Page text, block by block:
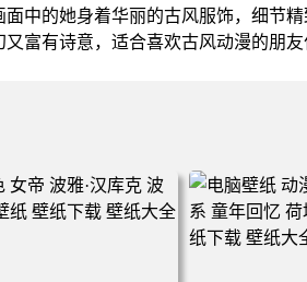
中的她身着华丽的古风服饰，细节
富有诗意，适合喜欢古风动漫的朋